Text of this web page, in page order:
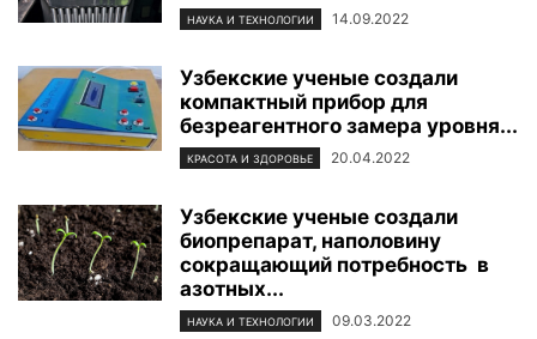
НАУКА И ТЕХНОЛОГИИ 14.09.2022
Узбекские ученые создали
компактный прибор для
безреагентного замера уровня...
КРАСОТА И ЗДОРОВЬЕ 20.04.2022
Узбекские ученые создали
биопрепарат, наполовину
сокращающий потребность в
азотных...
НАУКА И ТЕХНОЛОГИИ 09.03.2022